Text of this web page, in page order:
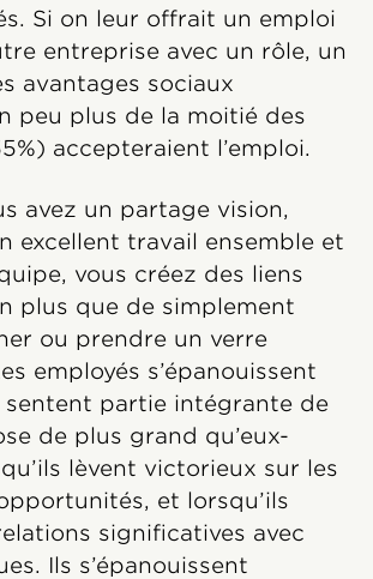
Si on leur offrait un emploi
entreprise avec un rôle, un
avantages sociaux
peu plus de la moitié des
accepteraient l’emploi.
avez un partage vision,
excellent travail ensemble et
vous créez des liens
plus que de simplement
ou prendre un verre
employés s’épanouissent
sentent partie intégrante de
de plus grand qu’eux-
lèvent victorieux sur les
et lorsqu’ils
significatives avec
Ils s’épanouissent